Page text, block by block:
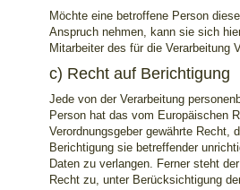
Möchte eine betroffene Person
Anspruch nehmen, kann sie sich
Mitarbeiter des für die Verarbeitung
c) Recht auf Berichtigung
Jede von der Verarbeitung
Person hat das vom Europäischen
Verordnungsgeber gewährte Recht,
Berichtigung sie betreffender
Daten zu verlangen. Ferner steht
Recht zu, unter Berücksichtigung